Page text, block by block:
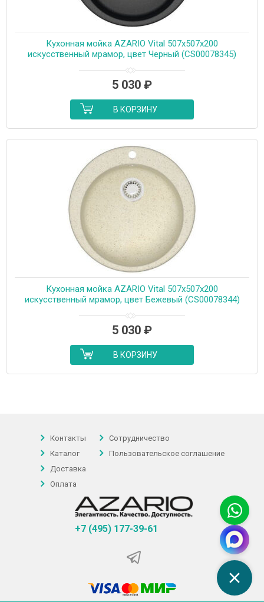
Кухонная мойка AZARIO Vital 507x507x200
искусственный мрамор, цвет Черный (CS00078345)
5 030 ₽
В КОРЗИНУ
Кухонная мойка AZARIO Vital 507x507x200
искусственный мрамор, цвет Бежевый (CS00078344)
5 030 ₽
В КОРЗИНУ
Контакты
Каталог
Доставка
Оплата
Сотрудничество
Пользовательское соглашение
+7 (495) 177-39-61